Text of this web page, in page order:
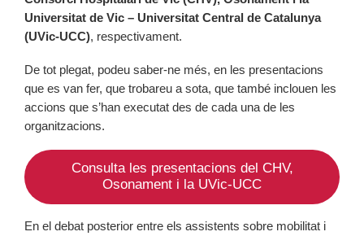
Universitat de Vic – Universitat Central de Catalunya
(UVic-UCC), respectivament.
De tot plegat, podeu saber-ne més, en les presentacions
que es van fer, que trobareu a sota, que també inclouen les
accions que s’han executat des de cada una de les
organitzacions.
Consulta les presentacions del CHV,
Osonament i la UVic-UCC
En el debat posterior entre els assistents sobre mobilitat i